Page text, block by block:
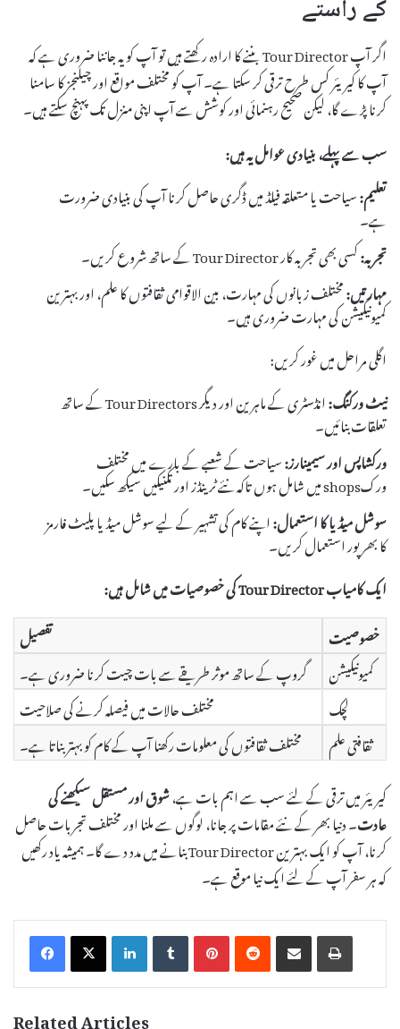
کے راستے
اگر آپ Tour Director بننے کا ارادہ رکھتے ہیں تو آپ کو یہ جاننا ضروری ہے کہ
آپ کا کیریئر کس طرح ترقی کر سکتا ہے۔ آپ کو مختلف مواقع اور چیلنجز کا سامنا
کرنا پڑے گا، لیکن صحیح رہنمائی اور کوشش سے آپ اپنی منزل تک پہنچ سکتے ہیں۔
سب سے پہلے، بنیادی عوامل یہ ہیں:
تعلیم:سیاحت یا متعلقہ فیلڈ میں ڈگری حاصل کرنا آپ کی بنیادی ضرورت
ہے۔
تجربہ:کسی بھی تجربہ کار Tour Director کے ساتھ شروع کریں۔
مہارتیں:مختلف زبانوں کی مہارت، بین الاقوامی ثقافتوں کا علم، اور بہترین
کمیونیکیشن کی مہارت ضروری ہیں۔
اگلی مراحل میں غور کریں:
نیٹ ورکنگ:
انڈسٹری کے ماہرین اور دیگر Tour Directors کے ساتھ
تعلقات بنائیں۔
ورکشاپس اور سیمینارز:سیاحت کے شعبے کے بارے میں مختلف
ورکshops میں شامل ہوں تاکہ نئے ٹرینڈز اور تکنیکیں سیکھ سکیں۔
سوشل میڈیا کا استعمال:اپنے کام کی تشہیر کے لیے سوشل میڈیا پلیٹ فارمز
کا بھرپور استعمال کریں۔
ایک کامیاب Tour Director کی خصوصیات میں شامل ہیں:
خصوصیت
تفصیل
کمیونیکیشن
گروپ کے ساتھ موثر طریقے سے بات چیت کرنا ضروری ہے۔
لچک
مختلف حالات میں فیصلہ کرنے کی صلاحیت
ثقافتی علم
مختلف ثقافتوں کی معلومات رکھنا آپ کے کام کو بہتر بناتا ہے۔
کیریئر میں ترقی کے لئے سب سے اہم بات ہے،شوق اور مستقل سیکھنے کی
عادت۔ دنیا بھر کے نئے مقامات پر جانا، لوگوں سے ملنا اور مختلف تجربات حاصل
کرنا، آپ کو ایک بہترین Tour Director بنانے میں مدد دے گا۔ ہمیشہ یاد رکھیں
کہ ہر سفر آپ کے لئے ایک نیا موقع ہے۔
LinkedInTumblrPinterestReddit Share via Email Print